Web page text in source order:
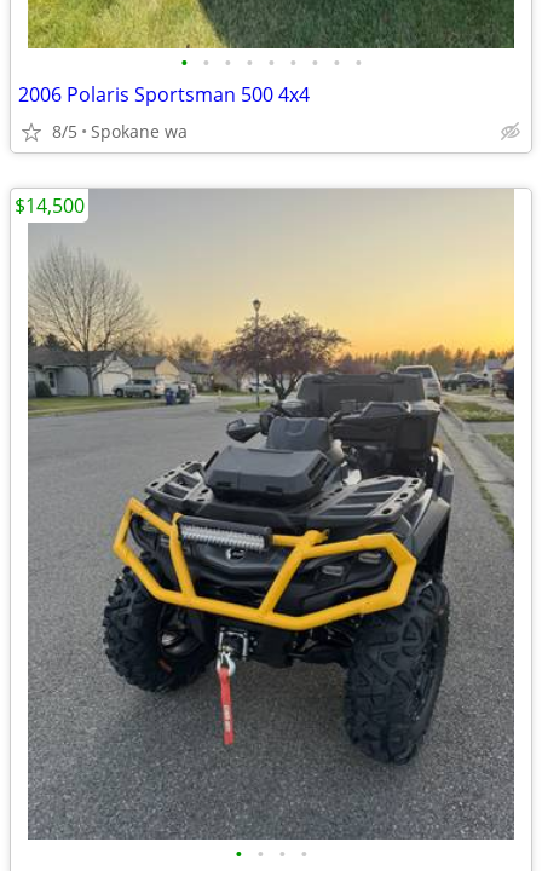
• • • • • • • • •
2006 Polaris Sportsman 500 4x4
8/5 Spokane wa
• • • •
$14,500